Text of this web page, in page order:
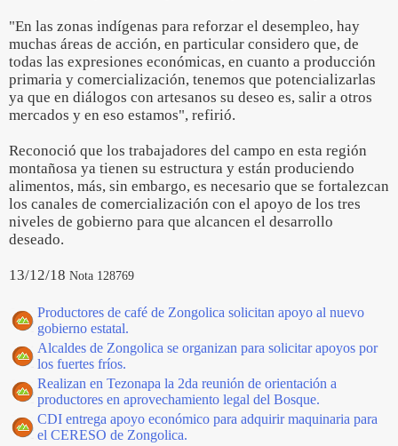
"En las zonas indígenas para reforzar el desempleo, hay
muchas áreas de acción, en particular considero que, de
todas las expresiones económicas, en cuanto a producción
primaria y comercialización, tenemos que potencializarlas
ya que en diálogos con artesanos su deseo es, salir a otros
mercados y en eso estamos", refirió.
Reconoció que los trabajadores del campo en esta región
montañosa ya tienen su estructura y están produciendo
alimentos, más, sin embargo, es necesario que se fortalezcan
los canales de comercialización con el apoyo de los tres
niveles de gobierno para que alcancen el desarrollo
deseado.
13/12/18 Nota 128769
Productores de café de Zongolica solicitan apoyo al nuevo
gobierno estatal.
Alcaldes de Zongolica se organizan para solicitar apoyos por
los fuertes fríos.
Realizan en Tezonapa la 2da reunión de orientación a
productores en aprovechamiento legal del Bosque.
CDI entrega apoyo económico para adquirir maquinaria para
el CERESO de Zongolica.